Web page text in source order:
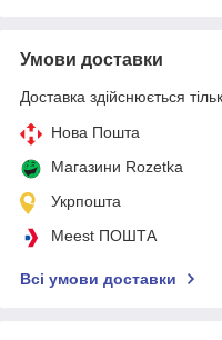
Умови доставки
Доставка здійснюється
Нова Пошта
Магазини Rozetka
Укрпошта
Meest ПОШТА
Всі умови доставки